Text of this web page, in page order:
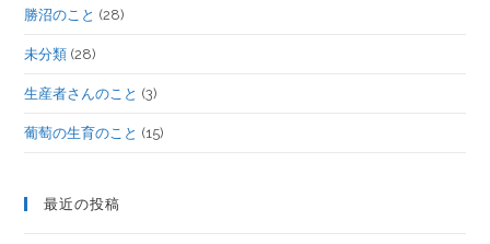
勝沼のこと (28)
未分類 (28)
生産者さんのこと (3)
葡萄の生育のこと (15)
最近の投稿